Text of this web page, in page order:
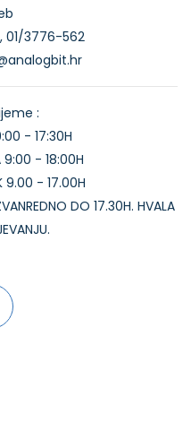
01/3776-562
:
- 17:30H
9:00 - 18:00H
9.00 - 17.00H
DO 17.30H. HVALA